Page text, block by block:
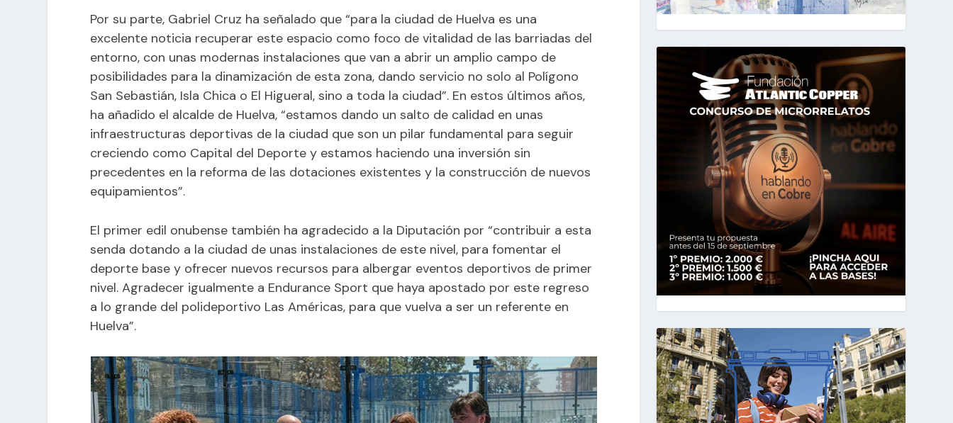
Por su parte, Gabriel Cruz ha señalado que “para la ciudad de Huelva es una
excelente noticia recuperar este espacio como foco de vitalidad de las barriadas del
entorno, con unas modernas instalaciones que van a abrir un amplio campo de
posibilidades para la dinamización de esta zona, dando servicio no solo al Polígono
San Sebastián, Isla Chica o El Higueral, sino a toda la ciudad”. En estos últimos años,
ha añadido el alcalde de Huelva, “estamos dando un salto de calidad en unas
infraestructuras deportivas de la ciudad que son un pilar fundamental para seguir
creciendo como Capital del Deporte y estamos haciendo una inversión sin
precedentes en la reforma de las dotaciones existentes y la construcción de nuevos
equipamientos”.
El primer edil onubense también ha agradecido a la Diputación por “contribuir a esta
senda dotando a la ciudad de unas instalaciones de este nivel, para fomentar el
deporte base y ofrecer nuevos recursos para albergar eventos deportivos de primer
nivel. Agradecer igualmente a Endurance Sport que haya apostado por este regreso
a lo grande del polideportivo Las Américas, para que vuelva a ser un referente en
Huelva”.